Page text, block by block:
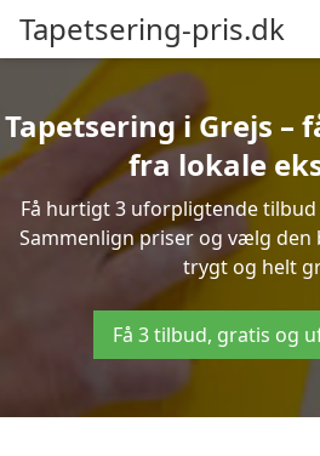
Tapetsering-pris.dk
Tapetsering i Grejs –
fra lokale
Få hurtigt 3 uforpligtende
Sammenlign priser og vælg den
trygt og helt
Få 3 tilbud, gratis og